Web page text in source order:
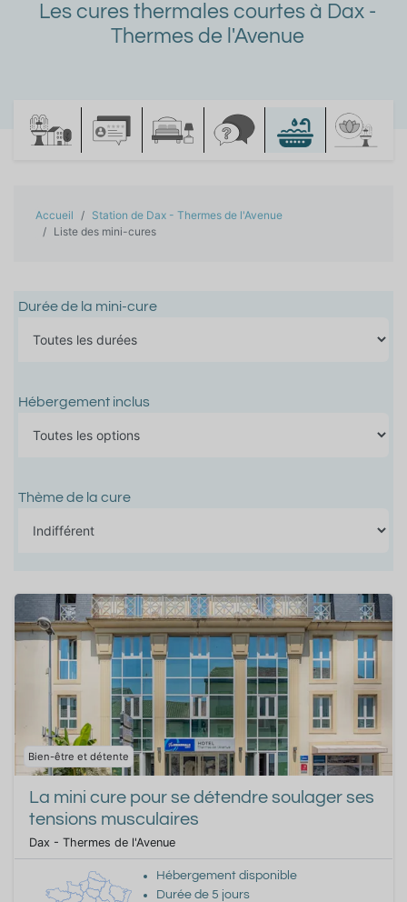
Les cures thermales courtes à Dax -
Thermes de l'Avenue
Accueil
Station de Dax - Thermes de l'Avenue
Liste des mini-cures
Durée de la mini-cure
Hébergement inclus
Thème de la cure
Bien-être et détente
La mini cure pour se détendre soulager ses
tensions musculaires
Dax - Thermes de l'Avenue
Hébergement disponible
Durée de 5 jours